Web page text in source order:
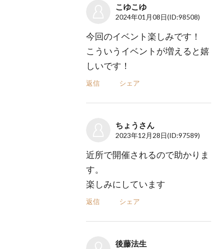
こゆこゆ
2024年01月08日(ID:98508)
今回のイベント楽しみです！
こういうイベントが増えると嬉
しいです！
返信 シェア
ちょうさん
2023年12月28日(ID:97589)
近所で開催されるので助かりま
す。
楽しみにしています
返信 シェア
後藤法生